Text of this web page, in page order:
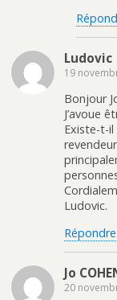
Ludovic
19
Bonjour
J’avoue
Existe-t-il
Ludovic.
Répondre
Jo
20